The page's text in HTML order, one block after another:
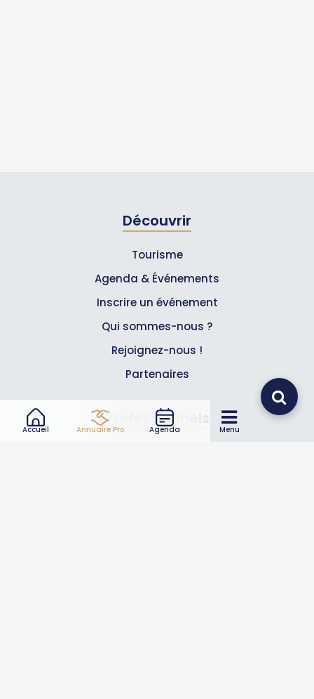
Accueil Annuaire Pro Agenda Menu
Découvrir
Tourisme
Agenda & Événements
Inscrire un événement
Qui sommes-nous ?
Rejoignez-nous !
Partenaires
Professionnels